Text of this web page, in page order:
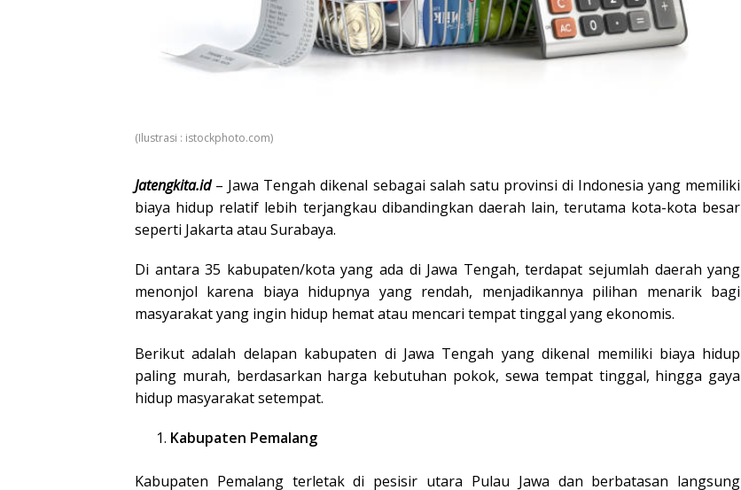
(Ilustrasi : istockphoto.com)
Jatengkita.id– Jawa Tengah dikenal sebagai salah satu provinsi di Indonesia yang memiliki
biaya hidup relatif lebih terjangkau dibandingkan daerah lain, terutama kota-kota besar
seperti Jakarta atau Surabaya.
Di antara 35 kabupaten/kota yang ada di Jawa Tengah, terdapat sejumlah daerah yang
menonjol karena biaya hidupnya yang rendah, menjadikannya pilihan menarik bagi
masyarakat yang ingin hidup hemat atau mencari tempat tinggal yang ekonomis.
Berikut adalah delapan kabupaten di Jawa Tengah yang dikenal memiliki biaya hidup
paling murah, berdasarkan harga kebutuhan pokok, sewa tempat tinggal, hingga gaya
hidup masyarakat setempat.
Kabupaten Pemalang
Kabupaten Pemalang terletak di pesisir utara Pulau Jawa dan berbatasan langsung